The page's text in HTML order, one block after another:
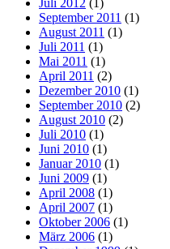
Juli 2012 (1)
September 2011 (1)
August 2011 (1)
Juli 2011 (1)
Mai 2011 (1)
April 2011 (2)
Dezember 2010 (1)
September 2010 (2)
August 2010 (2)
Juli 2010 (1)
Juni 2010 (1)
Januar 2010 (1)
Juni 2009 (1)
April 2008 (1)
April 2007 (1)
Oktober 2006 (1)
März 2006 (1)